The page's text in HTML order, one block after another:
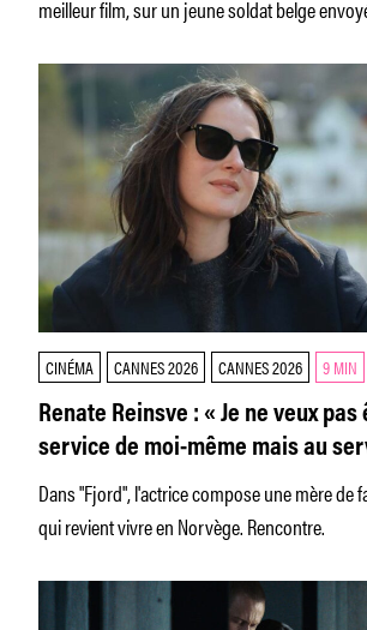
meilleur film, sur un jeune soldat belge
CINÉMA CANNES 2026 CANNES 2026 9 MIN
Renate Reinsve : « Je ne veux pas
service de moi-même mais au
vision d’un cinéaste. »
Dans "Fjord", l'actrice compose une mère de
qui revient vivre en Norvège. Rencontre.